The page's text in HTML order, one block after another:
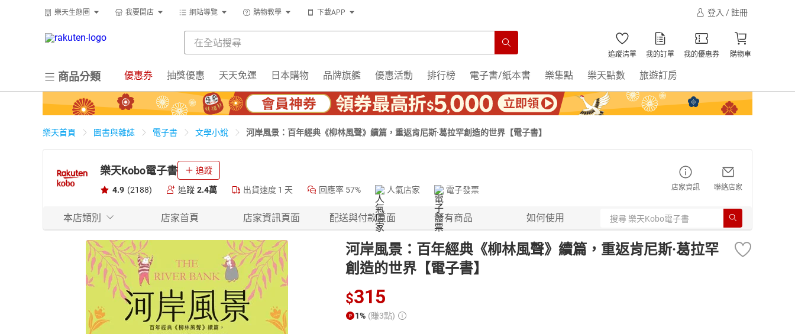
樂天生態圈 我要開店 網站導覽 購物教學 下載APP 登入 / 註冊
追蹤清單 我的訂單 我的優惠券 購物車
商品分類 優惠券 抽獎優惠 天天免運 日本購物 品牌旗艦 優惠活動 排行榜 電子書/紙本書 樂集點 樂天點數 旅遊訂房
樂天首頁 圖書與雜誌 電子書 文學小說 河岸風景：百年經典《柳林風聲》續篇，重返肯尼斯·葛拉罕創造的世界【電子書】
樂天Kobo電子書 追蹤
4.9 (2188) 追蹤 2.4萬 出貨速度 1 天 回應率 57% 人氣店家 電子發票 店家資訊 聯絡店家
本店類別 店家首頁 店家資訊頁面 配送與付款頁面 所有商品 如何使用
河岸風景：百年經典《柳林風聲》續篇，重返肯尼斯·葛拉罕
創造的世界【電子書】
$315
1% (賺3點)